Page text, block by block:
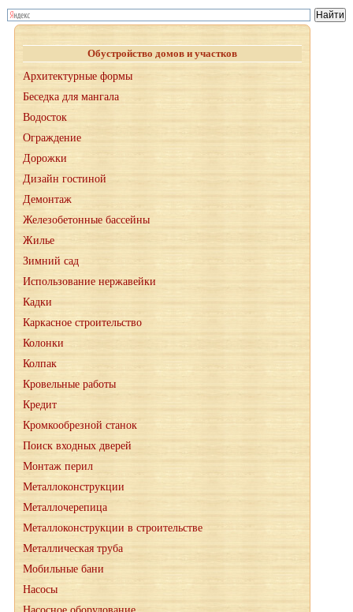
Обустройство домов и участков
Архитектурные формы
Беседка для мангала
Водосток
Ограждение
Дорожки
Дизайн гостиной
Демонтаж
Железобетонные бассейны
Жилье
Зимний сад
Использование нержавейки
Кадки
Каркасное строительство
Колонки
Колпак
Кровельные работы
Кредит
Кромкообрезной станок
Поиск входных дверей
Монтаж перил
Металлоконструкции
Металлочерепица
Металлоконструкции в строительстве
Металлическая труба
Мобильные бани
Насосы